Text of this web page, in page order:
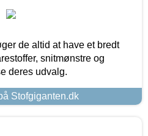
de altid at have et bredt
snitmønstre og
deres udvalg.
Stofgiganten.dk